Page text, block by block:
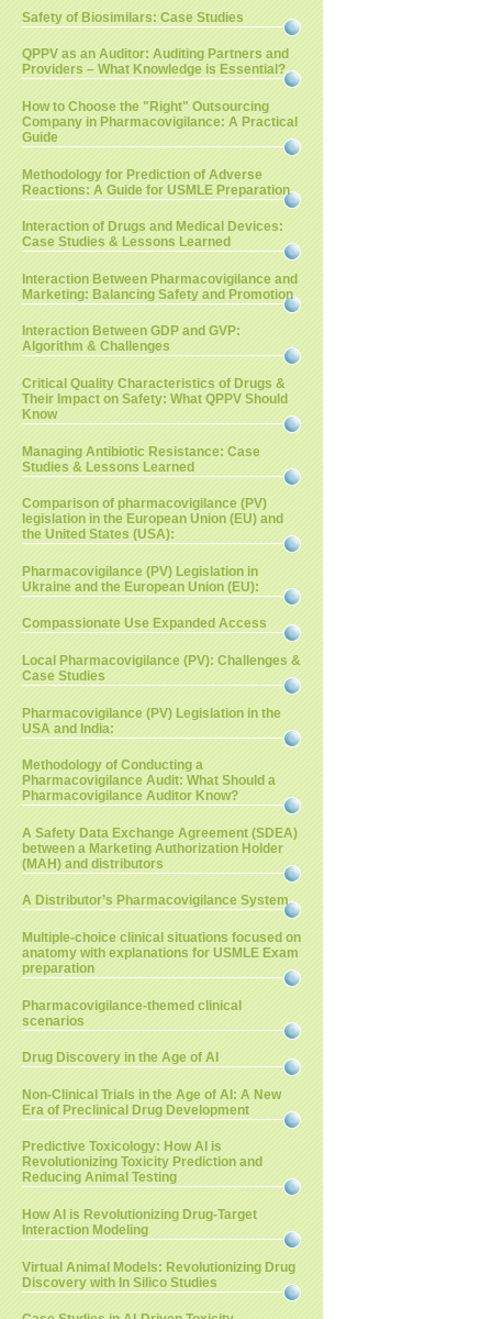
Safety of Biosimilars: Case Studies
QPPV as an Auditor: Auditing Partners and
Providers – What Knowledge is Essential?
How to Choose the "Right" Outsourcing
Company in Pharmacovigilance: A Practical
Guide
Methodology for Prediction of Adverse
Reactions: A Guide for USMLE Preparation
Interaction of Drugs and Medical Devices:
Case Studies & Lessons Learned
Interaction Between Pharmacovigilance and
Marketing: Balancing Safety and Promotion
Interaction Between GDP and GVP:
Algorithm & Challenges
Critical Quality Characteristics of Drugs &
Their Impact on Safety: What QPPV Should
Know
Managing Antibiotic Resistance: Case
Studies & Lessons Learned
Comparison of pharmacovigilance (PV)
legislation in the European Union (EU) and
the United States (USA):
Pharmacovigilance (PV) Legislation in
Ukraine and the European Union (EU):
Compassionate Use Expanded Access
Local Pharmacovigilance (PV): Challenges &
Case Studies
Pharmacovigilance (PV) Legislation in the
USA and India:
Methodology of Conducting a
Pharmacovigilance Audit: What Should a
Pharmacovigilance Auditor Know?
A Safety Data Exchange Agreement (SDEA)
between a Marketing Authorization Holder
(MAH) and distributors
A Distributor’s Pharmacovigilance System
Multiple-choice clinical situations focused on
anatomy with explanations for USMLE Exam
preparation
Pharmacovigilance-themed clinical
scenarios
Drug Discovery in the Age of AI
Non-Clinical Trials in the Age of AI: A New
Era of Preclinical Drug Development
Predictive Toxicology: How AI is
Revolutionizing Toxicity Prediction and
Reducing Animal Testing
How AI is Revolutionizing Drug-Target
Interaction Modeling
Virtual Animal Models: Revolutionizing Drug
Discovery with In Silico Studies